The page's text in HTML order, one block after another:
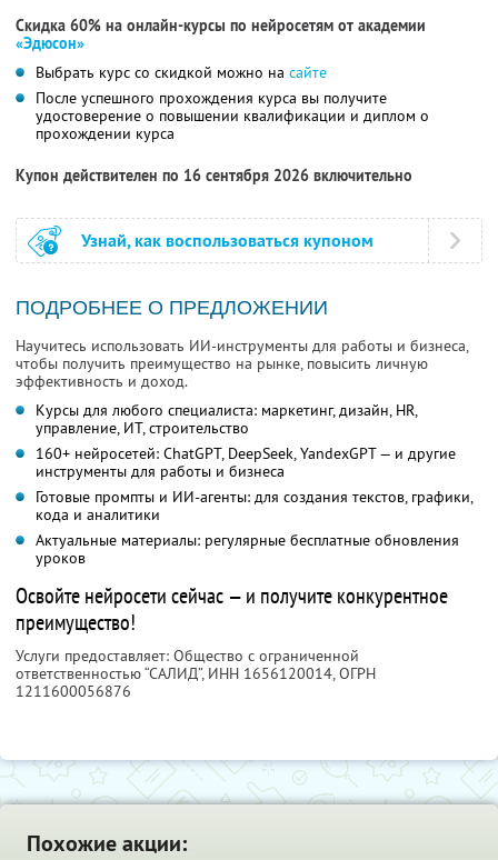
Скидка 60% на онлайн-курсы по нейросетям от академии
«Эдюсон»
Выбрать курс со скидкой можно на сайте
После успешного прохождения курса вы получите
удостоверение о повышении квалификации и диплом о
прохождении курса
Купон действителен по 16 сентября 2026 включительно
Узнай, как воспользоваться купоном
ПОДРОБНЕЕ О ПРЕДЛОЖЕНИИ
Научитесь использовать ИИ-инструменты для работы и бизнеса,
чтобы получить преимущество на рынке, повысить личную
эффективность и доход.
Курсы для любого специалиста: маркетинг, дизайн, HR,
управление, ИТ, строительство
160+ нейросетей: ChatGPT, DeepSeek, YandexGPT — и другие
инструменты для работы и бизнеса
Готовые промпты и ИИ-агенты: для создания текстов, графики,
кода и аналитики
Актуальные материалы: регулярные бесплатные обновления
уроков
Освойте нейросети сейчас — и получите конкурентное
преимущество!
Услуги предоставляет: Общество с ограниченной
ответственностью “САЛИД”, ИНН 1656120014, ОГРН
1211600056876
Похожие акции: